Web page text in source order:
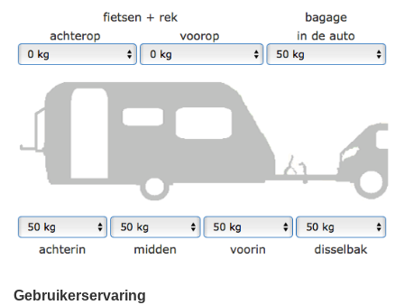
Gebruikerservaring